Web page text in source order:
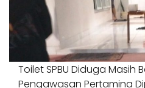
Toilet SPBU Diduga Masih
Pengawasan Pertamina